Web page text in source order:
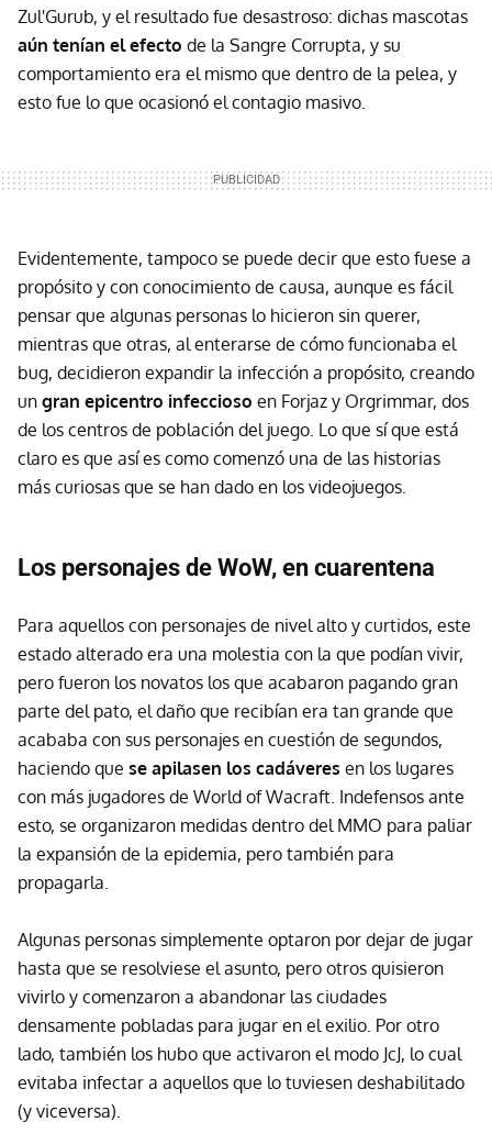
Zul'Gurub, y el resultado fue desastroso: dichas mascotas
aún tenían el efecto de la Sangre Corrupta, y su
comportamiento era el mismo que dentro de la pelea, y
esto fue lo que ocasionó el contagio masivo.
Evidentemente, tampoco se puede decir que esto fuese a
propósito y con conocimiento de causa, aunque es fácil
pensar que algunas personas lo hicieron sin querer,
mientras que otras, al enterarse de cómo funcionaba el
bug, decidieron expandir la infección a propósito, creando
un gran epicentro infeccioso en Forjaz y Orgrimmar, dos
de los centros de población del juego. Lo que sí que está
claro es que así es como comenzó una de las historias
más curiosas que se han dado en los videojuegos.
Los personajes de WoW, en cuarentena
Para aquellos con personajes de nivel alto y curtidos, este
estado alterado era una molestia con la que podían vivir,
pero fueron los novatos los que acabaron pagando gran
parte del pato, el daño que recibían era tan grande que
acababa con sus personajes en cuestión de segundos,
haciendo que se apilasen los cadáveres en los lugares
con más jugadores de World of Wacraft. Indefensos ante
esto, se organizaron medidas dentro del MMO para paliar
la expansión de la epidemia, pero también para
propagarla.
Algunas personas simplemente optaron por dejar de jugar
hasta que se resolviese el asunto, pero otros quisieron
vivirlo y comenzaron a abandonar las ciudades
densamente pobladas para jugar en el exilio. Por otro
lado, también los hubo que activaron el modo JcJ, lo cual
evitaba infectar a aquellos que lo tuviesen deshabilitado
(y viceversa).